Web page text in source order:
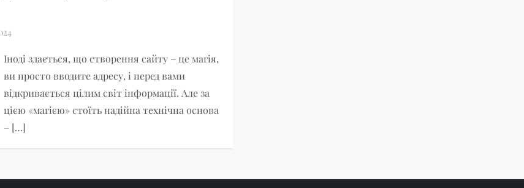
Іноді здається, що створення сайту – це магія,
ви просто вводите адресу, і перед вами
відкривається цілим світ інформації. Але за
цією «магією» стоїть надійна технічна основа
– […]